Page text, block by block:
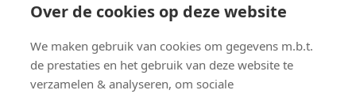
Over de cookies op deze website
We maken gebruik van cookies om gegevens m.b.t.
de prestaties en het gebruik van deze website te
verzamelen & analyseren, om sociale
Verzenden
Retourneren
Betalen